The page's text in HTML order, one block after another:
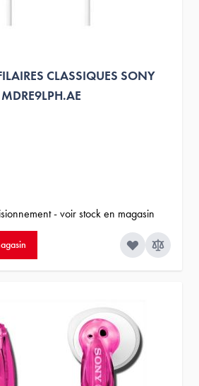
CLASSIQUES SONY
MDRE9LPH.AE
- voir stock en magasin